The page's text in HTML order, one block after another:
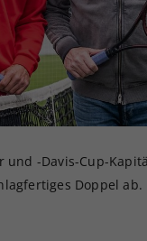
-Davis-Cup-
Doppel ab.
Ihrer